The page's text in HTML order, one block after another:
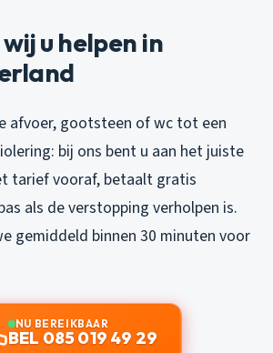
u helpen in
afvoer, gootsteen of wc tot een
bij ons bent u aan het juiste
tarief vooraf, betaalt gratis
als de verstopping verholpen is.
gemiddeld binnen 30 minuten voor
NU BEREIKBAAR
BEL 085 019 49 29